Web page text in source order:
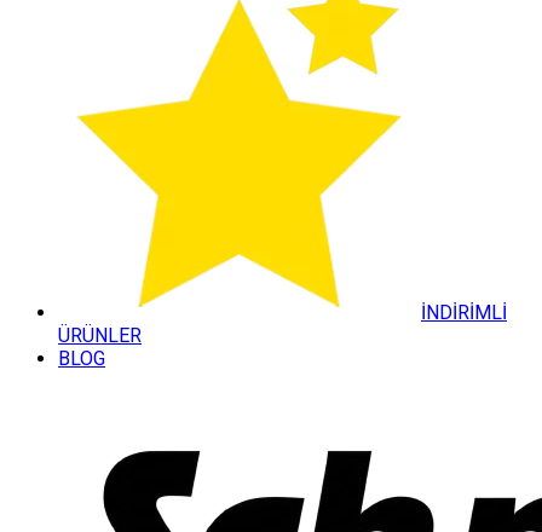
İNDİRİMLİ
ÜRÜNLER
BLOG